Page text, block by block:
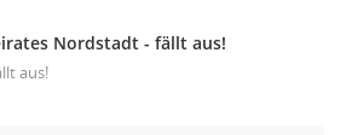
Nordstadt - fällt aus!
aus!